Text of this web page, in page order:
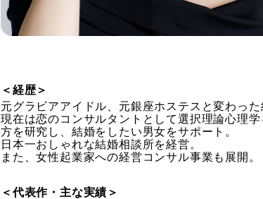
＜経歴＞
元グラビアアイドル、元銀座ホステスと変わった
現在は恋のコンサルタントとして選択理論心理
方を研究し、結婚をしたい男女をサポート。
日本一おしゃれな結婚相談所を経営。
また、女性起業家への経営コンサル事業も展開。
＜代表作・主な実績＞